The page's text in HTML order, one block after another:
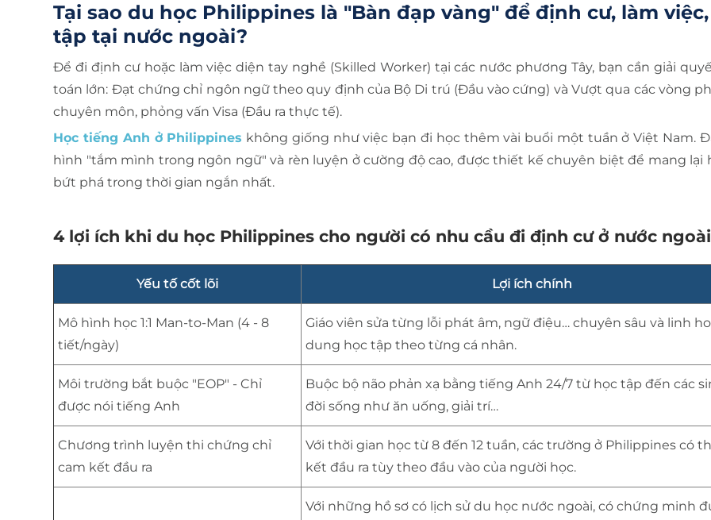
Tại sao du học Philippines là "Bàn đạp vàng" để định cư, làm
tập tại nước ngoài?
Để đi định cư hoặc làm việc diện tay nghề (Skilled Worker) tại các nước phương Tây, bạn cần giải
toán lớn: Đạt chứng chỉ ngôn ngữ theo quy định của Bộ Di trú (Đầu vào cứng) và Vượt qua các vòng
chuyên môn, phỏng vấn Visa (Đầu ra thực tế).
Học tiếng Anh ở Philippines không giống như việc bạn đi học thêm vài buổi một tuần ở Việt Nam.
hình "tắm mình trong ngôn ngữ" và rèn luyện ở cường độ cao, được thiết kế chuyên biệt để mang lại
bứt phá trong thời gian ngắn nhất.
4 lợi ích khi du học Philippines cho người có nhu cầu đi định cư ở nước ngoài
Yếu tố cốt lõi Lợi ích chính
Mô hình học 1:1 Man-to-Man (4 - 8
tiết/ngày)
Giáo viên sửa từng lỗi phát âm, ngữ điệu… chuyên sâu và linh
dung học tập theo từng cá nhân.
Môi trường bắt buộc "EOP" - Chỉ
được nói tiếng Anh
Buộc bộ não phản xạ bằng tiếng Anh 24/7 từ học tập đến các
đời sống như ăn uống, giải trí…
Chương trình luyện thi chứng chỉ
cam kết đầu ra
Với thời gian học từ 8 đến 12 tuần, các trường ở Philippines có
kết đầu ra tùy theo đầu vào của người học.
Với những hồ sơ có lịch sử du học nước ngoài, có chứng minh